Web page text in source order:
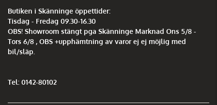
Butiken i Skänninge öppettider:
Tisdag - Fredag 09.30-16.30
OBS! Showroom stängt pga Skänninge Marknad Ons 5/8 -
Tors 6/8 , OBS +upphämtning av varor ej ej möjlig med
bil/släp.
Tel: 0142-80102